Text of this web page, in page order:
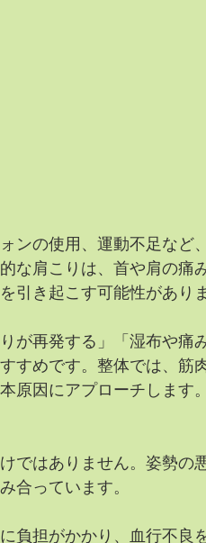
ンの使用、運動不足など
な肩こりは、首や肩の痛
引き起こす可能性があり
が再発する」「湿布や痛
すめです。整体では、筋
原因にアプローチします。
ではありません。姿勢の
合っています。
負担がかかり、血行不良